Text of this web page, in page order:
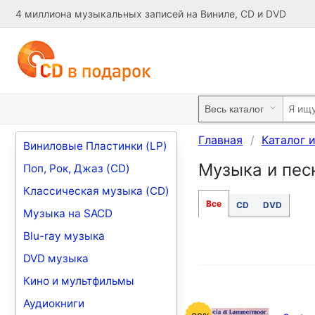
4 миллиона музыкальных записей на Виниле, CD и DVD
Виниловые Пластинки (LP)
Поп, Рок, Джаз (CD)
Классическая музыка (CD)
Музыка на SACD
Blu-ray музыка
DVD музыка
Кино и мультфильмы
Аудиокниги
Главная Каталог
Музыка и
Все CD DVD